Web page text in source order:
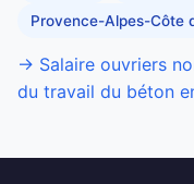
Provence-Alpes-Côte
→ Salaire ouvriers
du travail du béton